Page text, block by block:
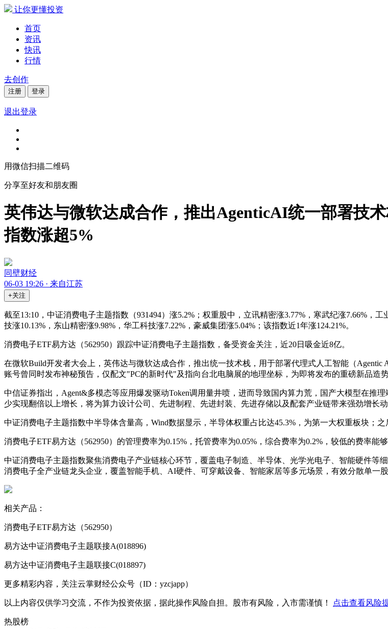
让你更懂投资
首页
资讯
快讯
行情
去创作
注册 登录
退出登录
用微信扫描二维码
分享至好友和朋友圈
英伟达与微软达成合作，推出AgenticAI统一部署技
指数涨超5%
同壁财经
06-03 19:26 · 来自江苏
+关注
截至13:10，中证消费电子主题指数（931494）涨5.2%；权重股中，立讯精密涨3.77%，寒武纪涨7.66%，
技涨10.13%，东山精密涨9.98%，华工科技涨7.22%，豪威集团涨5.04%；该指数近1年涨124.21%。
消费电子ETF易方达（562950）跟踪中证消费电子主题指数，备受资金关注，近20日吸金近8亿。
在微软Build开发者大会上，英伟达与微软达成合作，推出统一技术栈，用于部署代理式人工智能（
账号曾同时发布神秘预告，仅配文"PC的新时代"及指向台北电脑展的地理坐标，为即将发布的重磅新品造势
中信证券指出，Agent&多模态等应用爆发驱动Token调用量井喷，进而导致国内算力荒，国产大模型在推
少实现翻倍以上增长，将为算力设计公司、先进制程、先进封装、先进存储以及配套产业链带来强劲增长动
中证消费电子主题指数中半导体含量高，Wind数据显示，半导体权重占比达45.3%，为第一大权重板块；之
消费电子ETF易方达（562950）的管理费率为0.15%，托管费率为0.05%，综合费率为0.2%，较低的费率能
中证消费电子主题指数聚焦消费电子产业链核心环节，覆盖电子制造、半导体、光学光电子、智能硬件
消费电子全产业链龙头企业，覆盖智能手机、AI硬件、可穿戴设备、智能家居等多元场景，有效分散单一
相关产品：
消费电子ETF易方达（562950）
易方达中证消费电子主题联接A(018896)
易方达中证消费电子主题联接C(018897)
更多精彩内容，关注云掌财经公众号（ID：yzcjapp）
以上内容仅供学习交流，不作为投资依据，据此操作风险自担。股市有风险，入市需谨慎！ 点击查看风险
热股榜